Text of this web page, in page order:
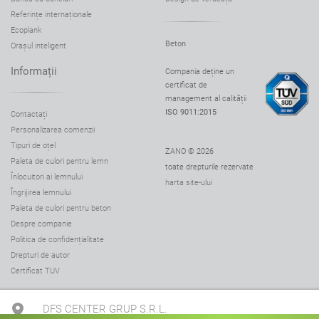
Referințe internaționale
Ecoplank
Orașul inteligent
Beton
Informații
Contactați
Personalizarea comenzii
Tipuri de oțel
Paleta de culori pentru lemn
Înlocuitori ai lemnului
Îngrijirea lemnului
Paleta de culori pentru beton
Despre companie
Politica de confidențialitate
Drepturi de autor
Certificat TUV
Compania deține un
certificat de
management al calității
ISO 9011:2015
ZANO © 2026
toate drepturile rezervate
harta site-ului
DFS CENTER GRUP S.R.L.